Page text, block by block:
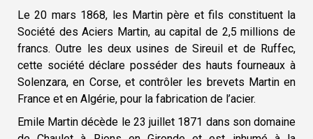
Le 20 mars 1868, les Martin père et fils constituent la
Société des Aciers Martin, au capital de 2,5 millions de
francs. Outre les deux usines de Sireuil et de Ruffec,
cette société déclare posséder des hauts fourneaux à
Solenzara, en Corse, et contrôler les brevets Martin en
France et en Algérie, pour la fabrication de l’acier.
Emile Martin décède le 23 juillet 1871 dans son domaine